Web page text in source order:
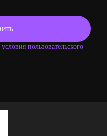
условия пользовательского